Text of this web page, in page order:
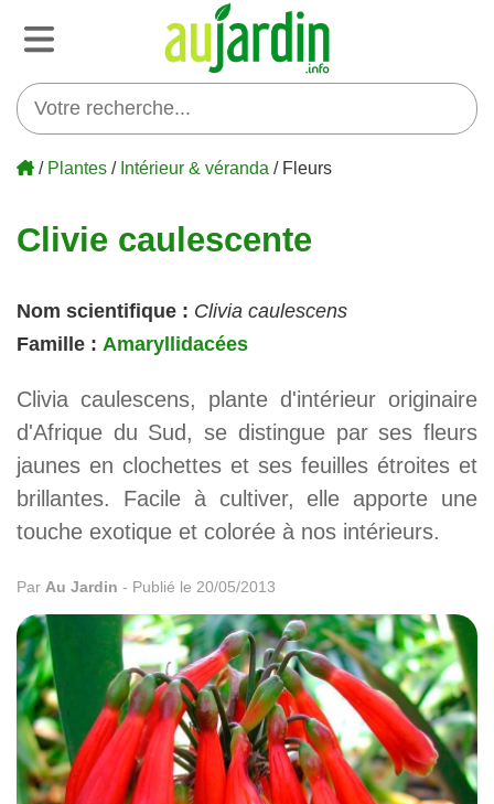
/ Plantes / Intérieur & véranda / Fleurs
Clivie caulescente
Nom scientifique : Clivia caulescens
Famille : Amaryllidacées
Clivia caulescens, plante d'intérieur originaire
d'Afrique du Sud, se distingue par ses fleurs
jaunes en clochettes et ses feuilles étroites et
brillantes. Facile à cultiver, elle apporte une
touche exotique et colorée à nos intérieurs.
Par Au Jardin - Publié le 20/05/2013